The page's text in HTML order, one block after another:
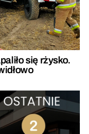
się rżysko.